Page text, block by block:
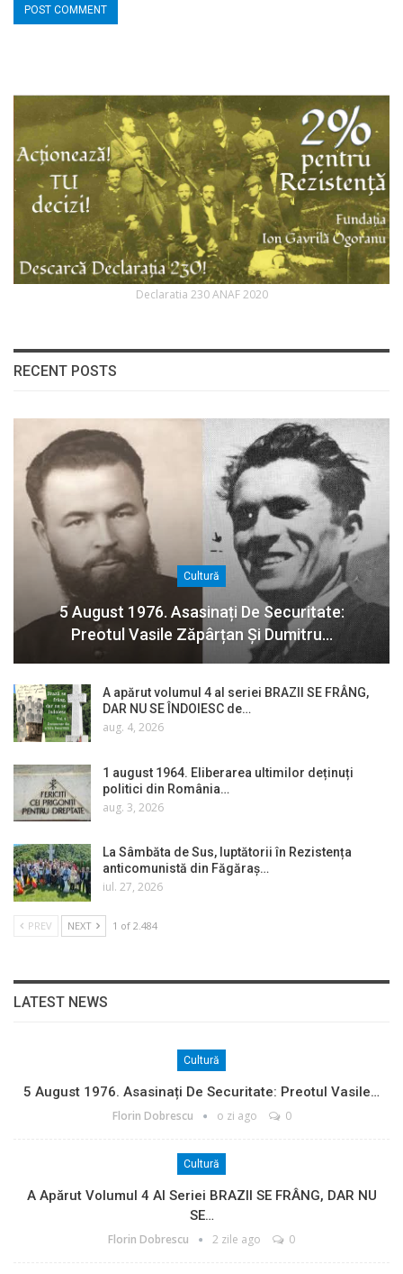
Declaratia 230 ANAF 2020
RECENT POSTS
Cultură
5 August 1976. Asasinați De Securitate:
Preotul Vasile Zăpârțan Și Dumitru…
A apărut volumul 4 al seriei BRAZII SE FRÂNG,
DAR NU SE ÎNDOIESC de…
aug. 4, 2026
1 august 1964. Eliberarea ultimilor deținuți
politici din România…
aug. 3, 2026
La Sâmbăta de Sus, luptătorii în Rezistența
anticomunistă din Făgăraș…
iul. 27, 2026
PREV NEXT 1 of 2.484
LATEST NEWS
Cultură
5 August 1976. Asasinați De Securitate: Preotul Vasile…
Florin Dobrescu o zi ago 0
Cultură
A Apărut Volumul 4 Al Seriei BRAZII SE FRÂNG, DAR NU
SE…
Florin Dobrescu 2 zile ago 0